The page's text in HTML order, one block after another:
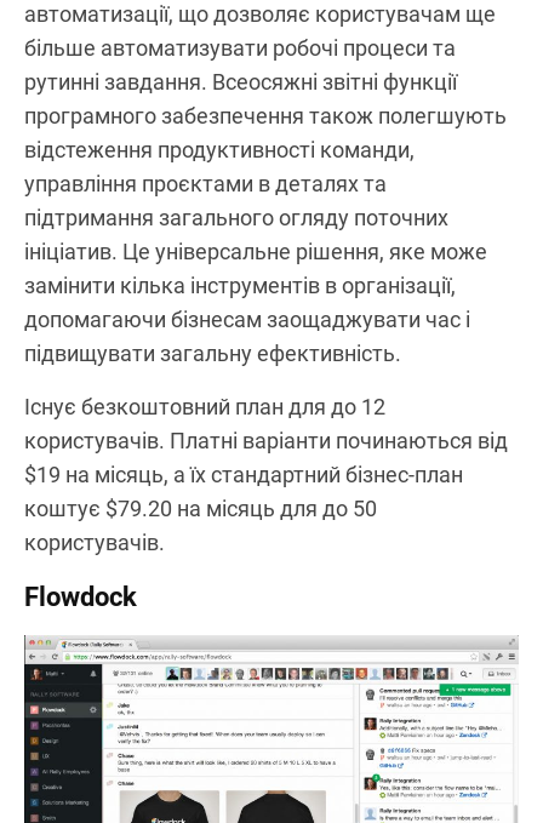
автоматизації, що дозволяє користувачам ще
більше автоматизувати робочі процеси та
рутинні завдання. Всеосяжні звітні функції
програмного забезпечення також полегшують
відстеження продуктивності команди,
управління проєктами в деталях та
підтримання загального огляду поточних
ініціатив. Це універсальне рішення, яке може
замінити кілька інструментів в організації,
допомагаючи бізнесам заощаджувати час і
підвищувати загальну ефективність.
Існує безкоштовний план для до 12
користувачів. Платні варіанти починаються від
$19 на місяць, а їх стандартний бізнес-план
коштує $79.20 на місяць для до 50
користувачів.
Flowdock